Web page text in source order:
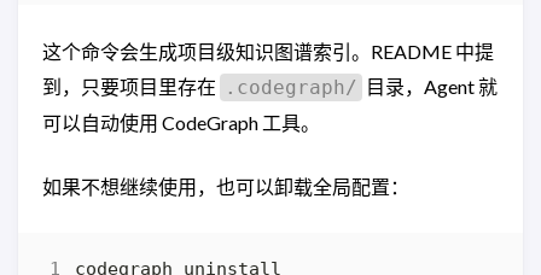
这个命令会生成项目级知识图谱索引。README 中提
到，只要项目里存在
.codegraph/ 目录，Agent 就
可以自动使用 CodeGraph 工具。
如果不想继续使用，也可以卸载全局配置：